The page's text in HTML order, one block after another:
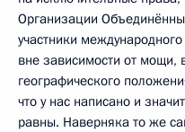
Организации
участники
вне зависимости от мощи,
географического
что у нас написано и
равны. Наверняка то же